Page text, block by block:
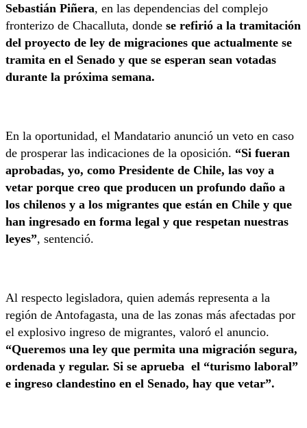
Sebastián Piñera, en las dependencias del complejo
fronterizo de Chacalluta, donde se refirió a la tramitación
del proyecto de ley de migraciones que actualmente se
tramita en el Senado y que se esperan sean votadas
durante la próxima semana.
En la oportunidad, el Mandatario anunció un veto en caso
de prosperar las indicaciones de la oposición. “Si fueran
aprobadas, yo, como Presidente de Chile, las voy a
vetar porque creo que producen un profundo daño a
los chilenos y a los migrantes que están en Chile y que
han ingresado en forma legal y que respetan nuestras
leyes”, sentenció.
Al respecto legisladora, quien además representa a la
región de Antofagasta, una de las zonas más afectadas por
el explosivo ingreso de migrantes, valoró el anuncio.
“Queremos una ley que permita una migración segura,
ordenada y regular. Si se aprueba el “turismo laboral”
e ingreso clandestino en el Senado, hay que vetar”.